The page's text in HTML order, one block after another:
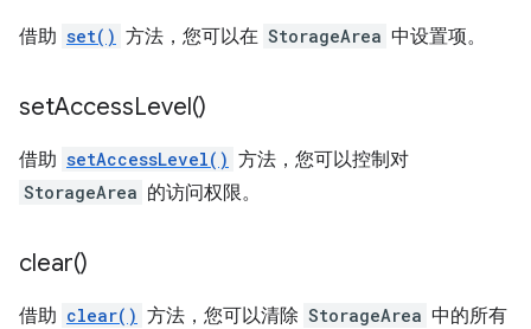
借助 set() 方法，您可以在 StorageArea 中设置项。
setAccessLevel()
借助 setAccessLevel() 方法，您可以控制对
StorageArea 的访问权限。
clear()
借助 clear() 方法，您可以清除 StorageArea 中的所有